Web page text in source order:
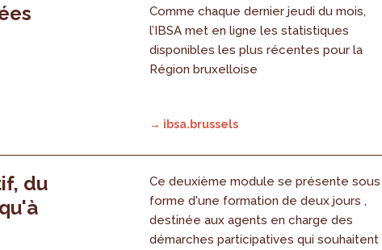
Comme chaque dernier jeudi du mois,
l’IBSA met en ligne les statistiques
disponibles les plus récentes pour la
Région bruxelloise
→ ibsa.brussels
du
Ce deuxième module se présente sous
forme d'une formation de deux jours ,
destinée aux agents en charge des
démarches participatives qui souhaitent